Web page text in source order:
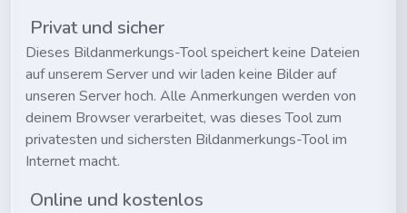
Privat und sicher
Dieses Bildanmerkungs-Tool speichert keine Dateien
auf unserem Server und wir laden keine Bilder auf
unseren Server hoch. Alle Anmerkungen werden von
deinem Browser verarbeitet, was dieses Tool zum
privatesten und sichersten Bildanmerkungs-Tool im
Internet macht.
Online und kostenlos